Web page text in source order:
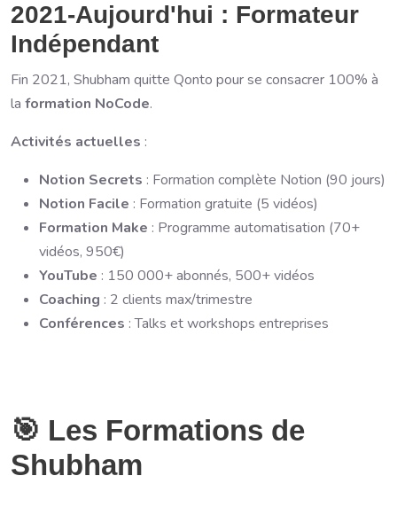
2021-Aujourd'hui : Formateur
Indépendant
Fin 2021, Shubham quitte Qonto pour se consacrer 100% à
la formation NoCode.
Activités actuelles :
Notion Secrets : Formation complète Notion (90 jours)
Notion Facile : Formation gratuite (5 vidéos)
Formation Make : Programme automatisation (70+
vidéos, 950€)
YouTube : 150 000+ abonnés, 500+ vidéos
Coaching : 2 clients max/trimestre
Conférences : Talks et workshops entreprises
🎯 Les Formations de
Shubham